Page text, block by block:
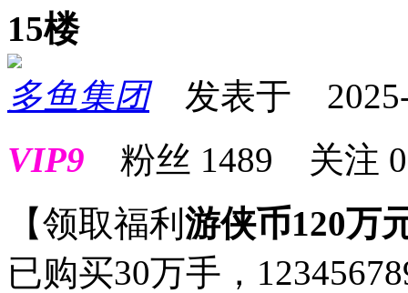
15楼
多鱼集团发表于 2025-
VIP9 粉丝 1489 关注 0
【领取福利 游侠币120万
已购买30万手，